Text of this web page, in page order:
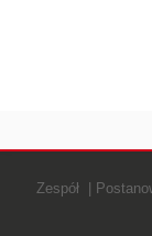
Zespół